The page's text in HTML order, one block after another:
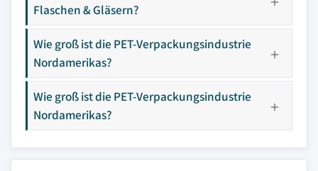
Flaschen & Gläsern?
Wie groß ist die PET-Verpackungsindustrie
Nordamerikas?
Wie groß ist die PET-Verpackungsindustrie
Nordamerikas?